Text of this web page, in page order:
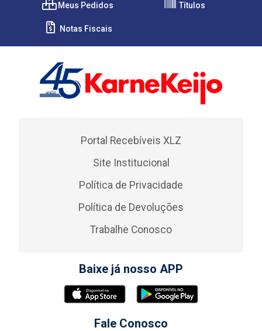
Meus Pedidos Títulos
Notas Fiscais
Portal Recebíveis XLZ
Site Institucional
Política de Privacidade
Política de Devoluções
Trabalhe Conosco
Baixe já nosso APP
Fale Conosco